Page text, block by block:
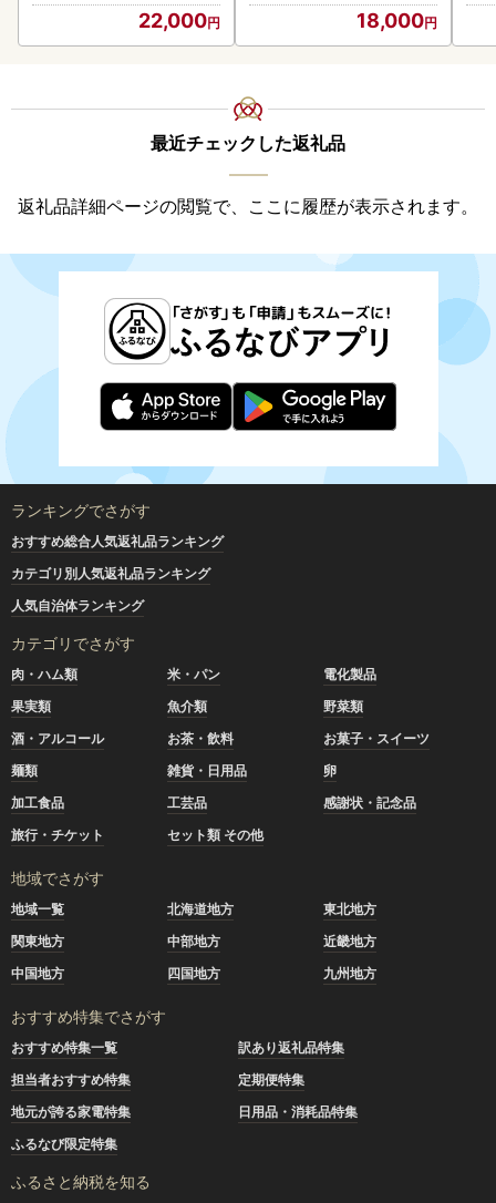
22,000 18,000
最近チェックした返礼品
返礼品詳細ページの閲覧で、ここに履歴が表示されます。
ランキングでさがす
おすすめ総合人気返礼品ランキング
カテゴリ別人気返礼品ランキング
人気自治体ランキング
カテゴリでさがす
肉・ハム類 米・パン
電化製品
果実類
魚介類
野菜類
酒・アルコール
お茶・飲料
お菓子・スイーツ
麺類
雑貨・日用品
卵
加工食品
工芸品
感謝状・記念品
旅行・チケット
セット類 その他
地域でさがす
地域一覧 北海道地方
東北地方
関東地方
中部地方
近畿地方
中国地方
四国地方 九州地方
おすすめ特集でさがす
おすすめ特集一覧
訳あり返礼品特集
担当者おすすめ特集
定期便特集
地元が誇る家電特集
日用品・消耗品特集
ふるなび限定特集
ふるさと納税を知る